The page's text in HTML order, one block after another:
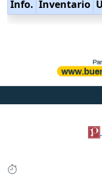
Info. Inventario